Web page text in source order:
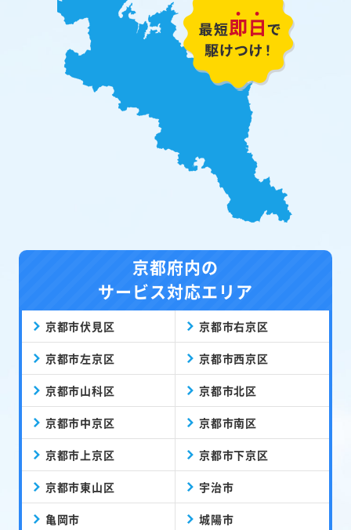
京都府内の
サービス対応エリア
京都市伏見区 京都市右京区
京都市左京区 京都市西京区
京都市山科区 京都市北区
京都市中京区 京都市南区
京都市上京区 京都市下京区
京都市東山区 宇治市
亀岡市 城陽市